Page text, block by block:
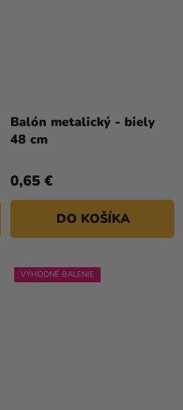
Balón metalický - biely
48 cm
0,65 €
DO KOŠÍKA
VÝHODNÉ BALENIE